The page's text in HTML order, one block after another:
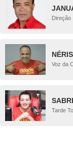
Direção
Voz da
Tarde